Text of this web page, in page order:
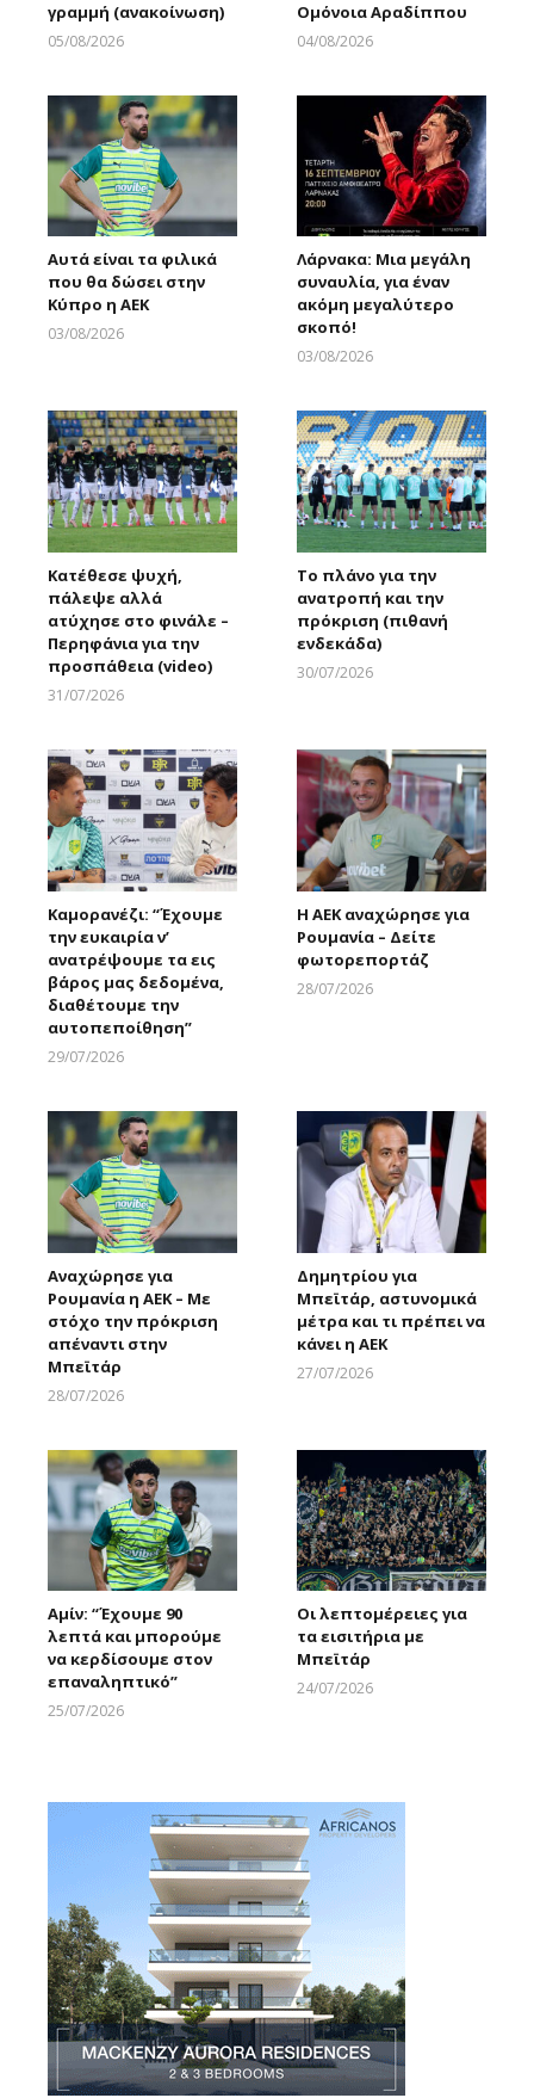
γραμμή (ανακοίνωση)
05/08/2026
Ομόνοια Αραδίππου
04/08/2026
Αυτά είναι τα φιλικά
που θα δώσει στην
Κύπρο η ΑΕΚ
03/08/2026
Λάρνακα: Μια μεγάλη
συναυλία, για έναν
ακόμη μεγαλύτερο
σκοπό!
03/08/2026
Κατέθεσε ψυχή,
πάλεψε αλλά
ατύχησε στο φινάλε –
Περηφάνια για την
προσπάθεια (video)
31/07/2026
Το πλάνο για την
ανατροπή και την
πρόκριση (πιθανή
ενδεκάδα)
30/07/2026
Καμορανέζι: “Έχουμε
την ευκαιρία ν’
ανατρέψουμε τα εις
βάρος μας δεδομένα,
διαθέτουμε την
αυτοπεποίθηση”
29/07/2026
Η ΑΕΚ αναχώρησε για
Ρουμανία – Δείτε
φωτορεπορτάζ
28/07/2026
Αναχώρησε για
Ρουμανία η ΑΕΚ – Με
στόχο την πρόκριση
απέναντι στην
Μπεϊτάρ
28/07/2026
Δημητρίου για
Μπεϊτάρ, αστυνομικά
μέτρα και τι πρέπει να
κάνει η ΑΕΚ
27/07/2026
Αμίν: “Έχουμε 90
λεπτά και μπορούμε
να κερδίσουμε στον
επαναληπτικό”
25/07/2026
Οι λεπτομέρειες για
τα εισιτήρια με
Μπεϊτάρ
24/07/2026